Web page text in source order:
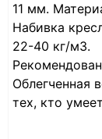
11 мм.
Набивка
22-40 кг/м3.
Облегченная
тех, кто